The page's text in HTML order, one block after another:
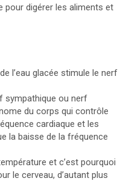
pour digérer les aliments et
l’eau glacée stimule le nerf
sympathique ou nerf
du corps qui contrôle
cardiaque et les
la baisse de la fréquence
et c’est pourquoi
le cerveau, d’autant plus